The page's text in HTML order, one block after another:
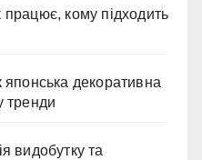
кому підходить
декоративна
тренди
видобутку та